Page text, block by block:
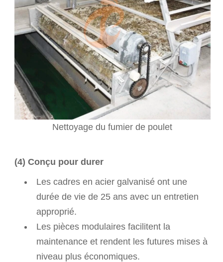
Nettoyage du fumier de poulet
(4) Conçu pour durer
Les cadres en acier galvanisé ont une
durée de vie de 25 ans avec un entretien
approprié.
Les pièces modulaires facilitent la
maintenance et rendent les futures mises à
niveau plus économiques.